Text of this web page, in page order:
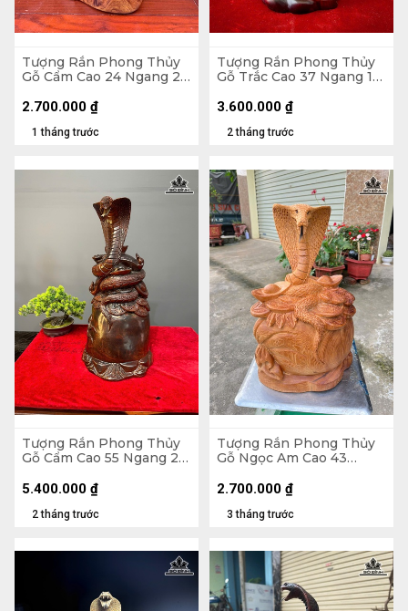
Tượng Rắn Phong Thủy
Gỗ Cẩm Cao 24 Ngang 23
1 tháng trước
2.700.000 ₫
Tượng Rắn Phong Thủy
Gỗ Trắc Cao 37 Ngang 15
2 tháng trước
3.600.000 ₫
Tượng Rắn Phong Thủy
Gỗ Cẩm Cao 55 Ngang 26
2 tháng trước
5.400.000 ₫
Tượng Rắn Phong Thủy
Gỗ Ngọc Am Cao 43
3 tháng trước
2.700.000 ₫